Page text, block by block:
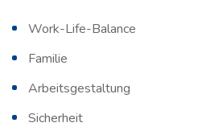
Work-Life-Balance
Familie
Arbeitsgestaltung
Sicherheit